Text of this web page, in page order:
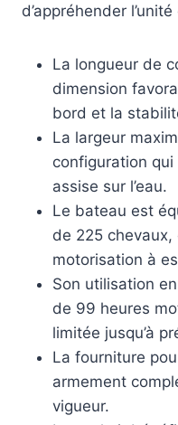
d’appréhender
La longueur de
dimension
bord et la
La largeur
configuration
assise sur l’eau.
Le bateau est
de 225 chevaux,
motorisation à
Son utilisation
de 99 heures
limitée jusqu’à
La fourniture
armement
vigueur.